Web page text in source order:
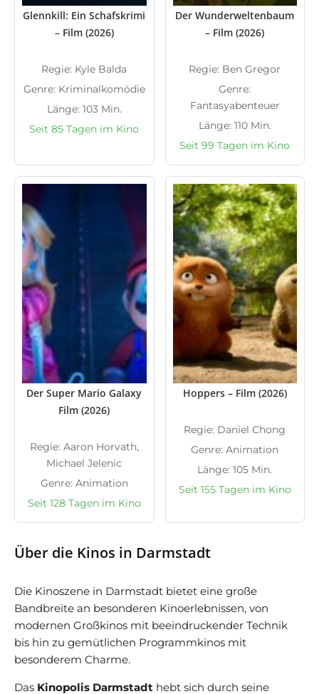
Glennkill: Ein Schafskrimi
– Film (2026)
Regie: Kyle Balda
Genre: Kriminalkomödie
Länge: 103 Min.
Seit 85 Tagen im Kino
Der Wunderweltenbaum
– Film (2026)
Regie: Ben Gregor
Genre:
Fantasyabenteuer
Länge: 110 Min.
Seit 99 Tagen im Kino
Der Super Mario Galaxy
Film (2026)
Regie: Aaron Horvath,
Michael Jelenic
Genre: Animation
Seit 128 Tagen im Kino
Hoppers – Film (2026)
Regie: Daniel Chong
Genre: Animation
Länge: 105 Min.
Seit 155 Tagen im Kino
Über die Kinos in Darmstadt
Die Kinoszene in Darmstadt bietet eine große
Bandbreite an besonderen Kinoerlebnissen, von
modernen Großkinos mit beeindruckender Technik
bis hin zu gemütlichen Programmkinos mit
besonderem Charme.
Das Kinopolis Darmstadt hebt sich durch seine